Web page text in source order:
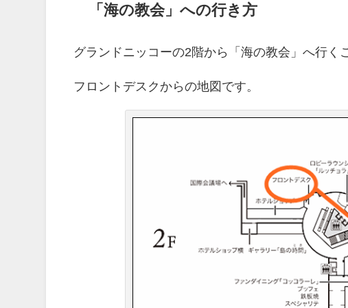
「海の教会」への行き方
グランドニッコーの2階から「海の教会」へ行く
フロントデスクからの地図です。